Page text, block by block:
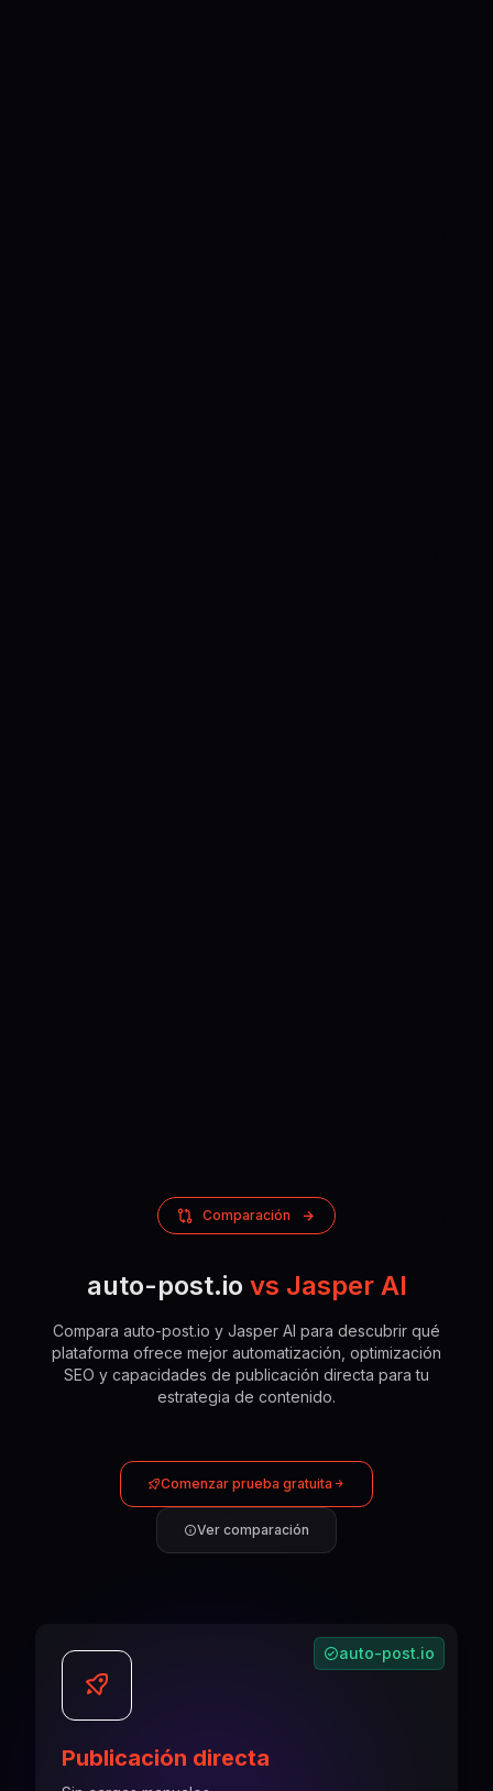
Comparación
auto-post.io vs Jasper AI
Compara auto-post.io y Jasper AI para descubrir qué
plataforma ofrece mejor automatización, optimización
SEO y capacidades de publicación directa para tu
estrategia de contenido.
Comenzar prueba gratuita
Ver comparación
auto-post.io
Publicación directa